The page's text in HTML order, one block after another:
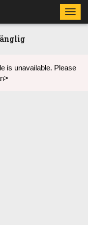
is unavailable. Please